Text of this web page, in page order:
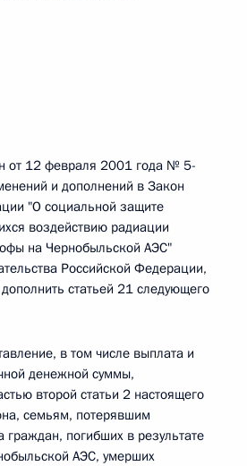
от 12 февраля 2001 года № 5-
и дополнений в Закон
"О социальной защите
воздействию радиации
на Чернобыльской АЭС"
Российской Федерации,
статьей 21 следующего
в том числе выплата и
денежной суммы,
второй статьи 2 настоящего
семьям, потерявшим
граждан, погибших в результате
АЭС, умерших